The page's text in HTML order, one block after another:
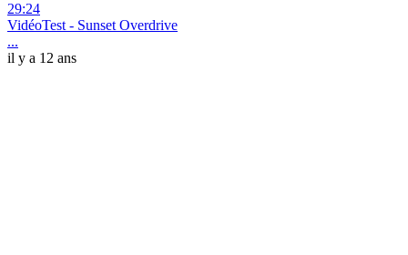
29:24
VidéoTest - Sunset Overdrive
...
il y a 12 ans